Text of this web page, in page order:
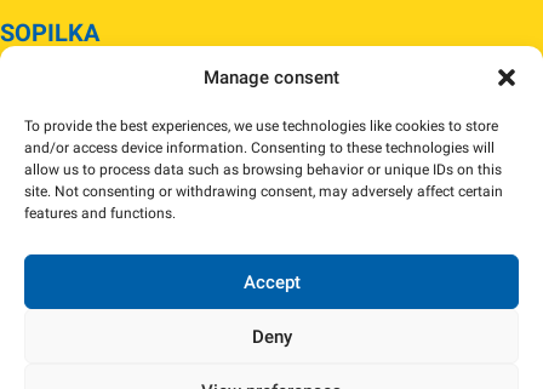
Manage consent
To provide the best experiences, we use technologies like cookies to store
and/or access device information. Consenting to these technologies will
allow us to process data such as browsing behavior or unique IDs on this
site. Not consenting or withdrawing consent, may adversely affect certain
features and functions.
Accept
Deny
SOPILKA
МАГАЗИНИ SOPILKA
НОВИНИ
Зображення товарів на вебсайті можуть відрізнятися від їхнього
За потреби ми зв’яжемося та погодимо заміну.